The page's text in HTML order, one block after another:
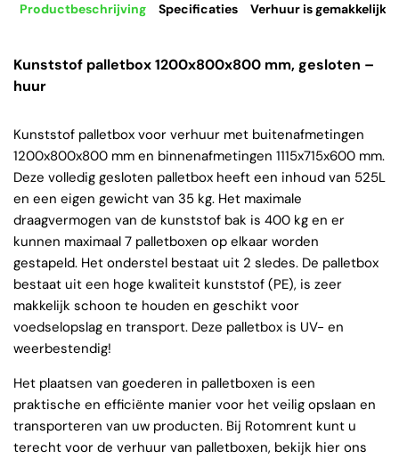
Productbeschrijving Specificaties Verhuur is gemakkelijk
Kunststof palletbox 1200x800x800 mm, gesloten –
huur
Kunststof palletbox voor verhuur met buitenafmetingen
1200x800x800 mm en binnenafmetingen 1115x715x600 mm.
Deze volledig gesloten palletbox heeft een inhoud van 525L
en een eigen gewicht van 35 kg. Het maximale
draagvermogen van de kunststof bak is 400 kg en er
kunnen maximaal 7 palletboxen op elkaar worden
gestapeld. Het onderstel bestaat uit 2 sledes. De palletbox
bestaat uit een hoge kwaliteit kunststof (PE), is zeer
makkelijk schoon te houden en geschikt voor
voedselopslag en transport. Deze palletbox is UV- en
weerbestendig!
Het plaatsen van goederen in palletboxen is een
praktische en efficiënte manier voor het veilig opslaan en
transporteren van uw producten. Bij Rotomrent kunt u
terecht voor de verhuur van palletboxen, bekijk hier ons